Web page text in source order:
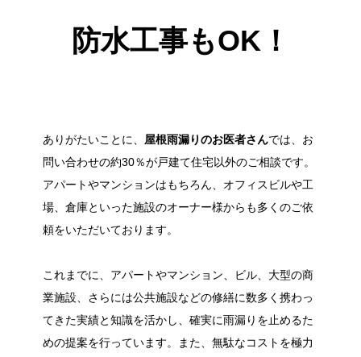
防水工事もOK！
ありがたいことに、 屋根雨漏りのお医者さんでは、お
問い合わせの約30％が戸建て住宅以外のご相談です。
アパートやマンションはもちろん、オフィスビルや工
場、倉庫といった施設のオーナー様からも多くのご依
頼をいただいております。
これまでに、アパートやマンション、ビル、大型の商
業施設、さらには公共施設などの修繕に数多く携わっ
てきた実績と知識を活かし、確実に雨漏りを止めるた
めの提案を行っています。また、無駄なコストを極力